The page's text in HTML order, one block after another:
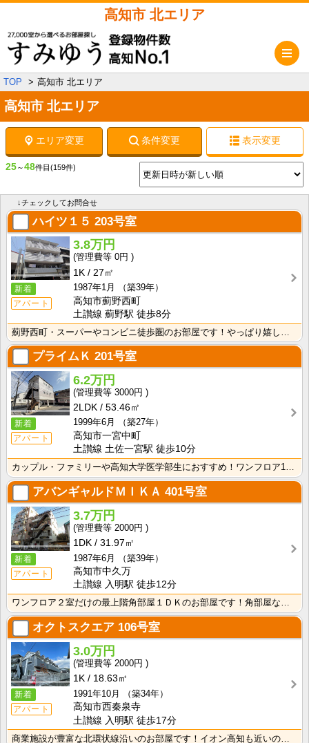
高知市 北エリア
TOP 高知市 北エリア
高知市 北エリア
エリア変更 条件変更 表示変更
25～48件目 (159件)
↓チェックしてお問合せ
ハイツ１５ 203号室
新着
アパート
3.8万円
0円
1K
27㎡
1987年1月
（築39年）
高知市薊野西町
土讃線 薊野駅 徒歩8分
薊野西町・スーパーやコンビニ徒歩圏のお部屋です！やっぱり嬉しいバス・トイレ別でお風呂には窓も付いてい･･･
プライムＫ 201号室
新着
アパート
6.2万円
3000円
2LDK
53.46㎡
1999年6月
（築27年）
高知市一宮中町
土讃線 土佐一宮駅 徒歩10分
カップル・ファミリーや高知大学医学部生におすすめ！ワンフロア1世帯の構造なので、窓が多く、採光性・通･･･
アバンギャルドＭＩＫＡ 401号室
新着
アパート
3.7万円
2000円
1DK
31.97㎡
1987年6月
（築39年）
高知市中久万
土讃線 入明駅 徒歩12分
ワンフロア２室だけの最上階角部屋１ＤＫのお部屋です！角部屋なのでダイニング・リビングそれぞれ窓があり･･･
オクトスクエア 106号室
新着
アパート
3.0万円
2000円
1K
18.63㎡
1991年10月
（築34年）
高知市西秦泉寺
土讃線 入明駅 徒歩17分